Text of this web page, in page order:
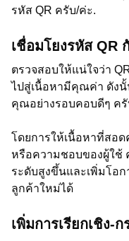
รหัส QR ครับ/ค่ะ.
เชื่อมโยงรหัส QR
ตรวจสอบให้แน่ใจว่า
ไปสู่เนื้อหามีคุณค่า ดัง
คุณอย่างรอบคอบดีๆ ครั
โดยการให้เนื้อหาที่สอ
หรือความชอบของผู้ใช้
ระดับสูงขึ้นและเพิ่มโอ
ลูกค้าใหม่ได้
เพิ่มการเรียกเชิง-